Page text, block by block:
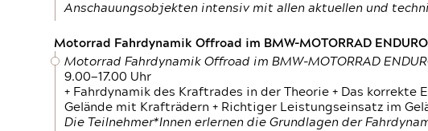
Anschauungsobjekten intensiv mit allen aktuellen und
Motorrad Fahrdynamik Offroad im BMW-MOTORRAD ENDURO
Motorrad Fahrdynamik Offroad im BMW-MOTORRAD
9.00—17.00 Uhr
+ Fahrdynamik des Kraftrades in der Theorie + Das
Gelände mit Krafträdern + Richtiger Leistungseinsatz im
Die Teilnehmer*Innen erlernen die Grundlagen der